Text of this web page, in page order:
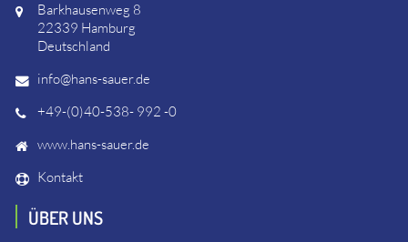
Barkhausenweg 8
22339 Hamburg
Deutschland
info@hans-sauer.de
+49-(0)40-538- 992 -0
www.hans-sauer.de
Kontakt
ÜBER UNS